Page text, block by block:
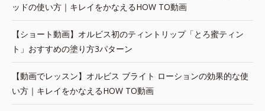
ッドの使い方｜キレイをかなえるHOW TO動画
【ショート動画】オルビス初のティントリップ「とろ蜜ティン
ト」おすすめの塗り方3パターン
【動画でレッスン】オルビス ブライト ローションの効果的な使
い方｜キレイをかなえるHOW TO動画